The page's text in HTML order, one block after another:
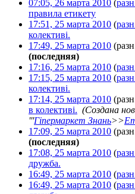
07:05, 26 марта 2010 (
правила етикету
17:51, 25 марта 2010 (
колективі.
17:49, 25 марта 2010
(последняя)
17:16, 25 марта 2010 (
17:15, 25 марта 2010 (
колективі.
17:14, 25 марта 2010
в колективі. (Создана
'''Гіпермаркет Знань>>
17:09, 25 марта 2010
(последняя)
17:08, 25 марта 2010 (
дружба.
16:49, 25 марта 2010 (
16:49, 25 марта 2010 (